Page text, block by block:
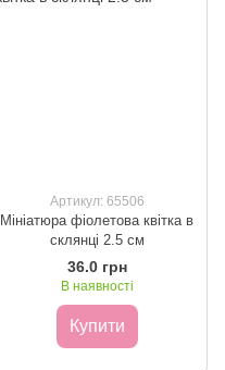
Артикул: 65506
Мініатюра фіолетова квітка в
склянці 2.5 см
36.0 грн
В наявності
Купити